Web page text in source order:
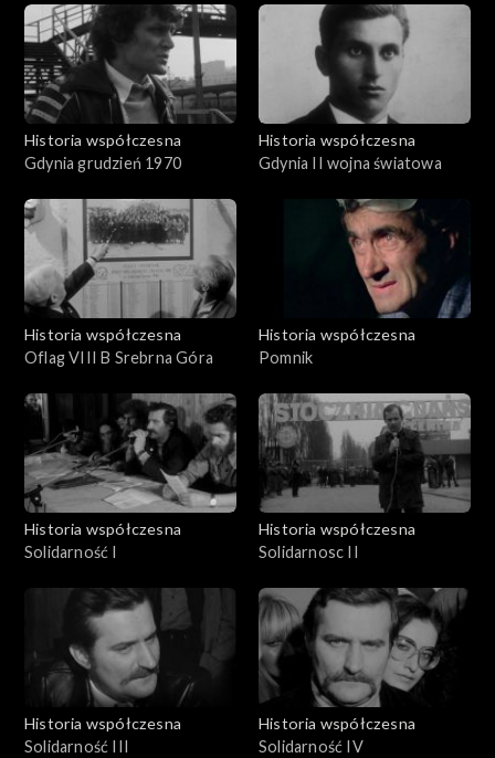
Historia współczesna
Gdynia grudzień 1970
Historia współczesna
Gdynia II wojna światowa
Historia współczesna
Oflag VIII B Srebrna Góra
Historia współczesna
Pomnik
Historia współczesna
Solidarność I
Historia współczesna
Solidarnosc II
Historia współczesna
Solidarność III
Historia współczesna
Solidarność IV